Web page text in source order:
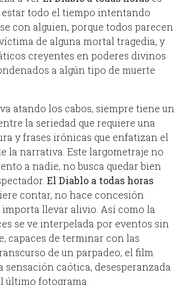
todo el tiempo intentando
con alguien, porque todos parecen
de alguna mortal tragedia, y
creyentes en poderes divinos
a algún tipo de muerte
atando los cabos, siempre tiene un
la seriedad que requiere una
y frases irónicas que enfatizan el
la narrativa. Este largometraje no
a nadie, no busca quedar bien
El Diablo a todas horas
contar, no hace concesión
importa llevar alivio. Así como la
se ve interpelada por eventos sin
capaces de terminar con las
de un parpadeo, el film
sensación caótica, desesperanzada
último fotograma.